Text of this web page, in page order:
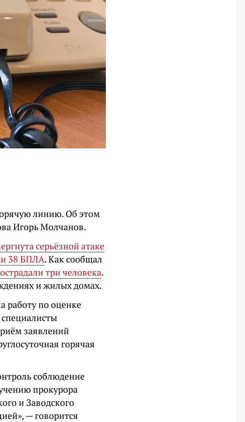
линию. Об этом
Игорь Молчанов.
серьёзной атаке
38 БПЛА. Как сообщал
три человека.
и жилых домах.
работу по оценке
заявлений
горячая
соблюдение
прокурора
и Заводского
— говорится